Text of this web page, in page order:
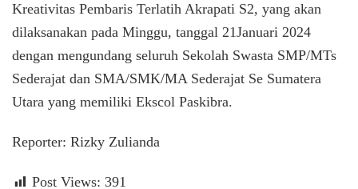
Kreativitas Pembaris Terlatih Akrapati S2, yang akan
dilaksanakan pada Minggu, tanggal 21Januari 2024
dengan mengundang seluruh Sekolah Swasta SMP/MTs
Sederajat dan SMA/SMK/MA Sederajat Se Sumatera
Utara yang memiliki Ekscol Paskibra.
Reporter: Rizky Zulianda
Post Views: 391